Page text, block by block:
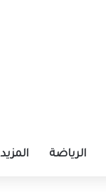
الرياضة المزيد